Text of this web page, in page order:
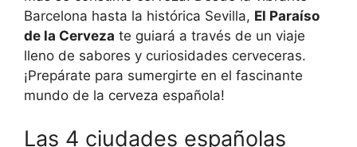
Barcelona hasta la histórica Sevilla, El Paraíso
de la Cerveza te guiará a través de un viaje
lleno de sabores y curiosidades cerveceras.
¡Prepárate para sumergirte en el fascinante
mundo de la cerveza española!
Las 4 ciudades españolas